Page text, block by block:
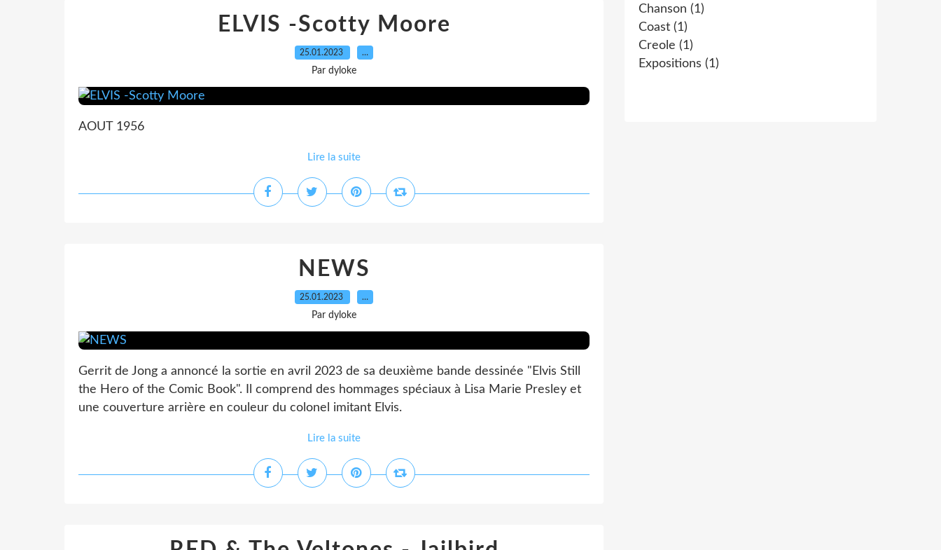
ELVIS -Scotty Moore
25.01.2023 …
Par dyloke
AOUT 1956
Lire la suite
NEWS
25.01.2023 …
Par dyloke
Gerrit de Jong a annoncé la sortie en avril 2023 de sa deuxième bande dessinée "Elvis Still
the Hero of the Comic Book". Il comprend des hommages spéciaux à Lisa Marie Presley et
une couverture arrière en couleur du colonel imitant Elvis.
Lire la suite
Chanson (1)
Coast (1)
Creole (1)
Expositions (1)